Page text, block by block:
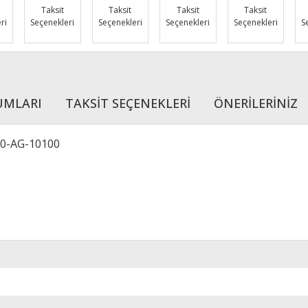
Taksit
Seçenekleri
Taksit
Seçenekleri
Taksit
Seçenekleri
Taksit
Seçenekleri
TAKSİT SEÇENEKLERİ ÖNERİLERİNİZ
AG-10100